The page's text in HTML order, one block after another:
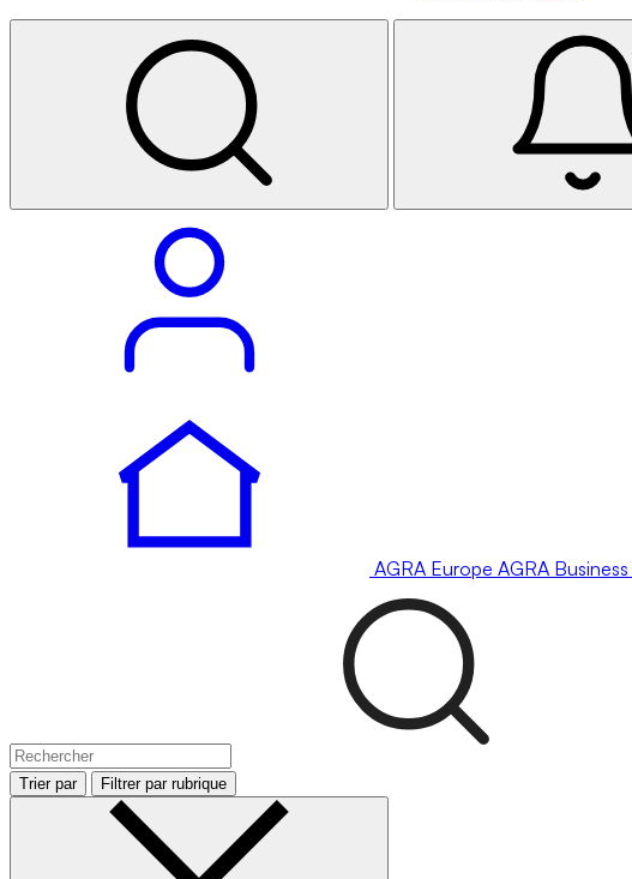
AGRA Europe AGRA Business
Trier par Filtrer par rubrique